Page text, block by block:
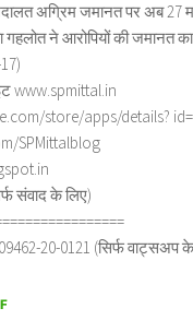
अग्रिम जमानत पर अब 27
ने आरोपियों की जमानत का
www.spmittal.in
store/apps/details?
SPMittalblog
संवाद के लिए)
20-0121 (सिर्फ वाट्सअप